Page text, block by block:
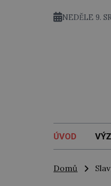
NEDĚLE 9.
ÚVOD
Domů